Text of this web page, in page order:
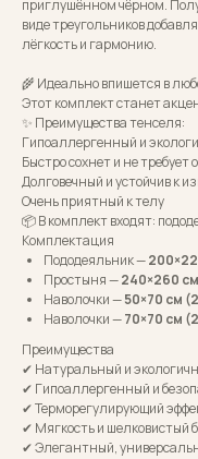
приглушённом чёрном.
виде треугольников
лёгкость и гармонию.
🌾 Идеально впишется в
Этот комплект станет
✨ Преимущества тенселя:
Гипоаллергенный и
Быстро сохнет и не требует
Долговечный и устойчив к
Очень приятный к телу
📦 В комплект входят:
Комплектация
Пододеяльник —
Простыня —240×260
Наволочки —50×70 см
Наволочки —70×70 см
Преимущества
✔ Натуральный и
✔ Гипоаллергенный и
✔ Терморегулирующий
✔ Мягкость и шелковистый
✔ Элегантный,